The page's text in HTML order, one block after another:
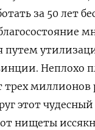
за 50 лет
путем
Неплохо
трех миллионов
этот
нищеты